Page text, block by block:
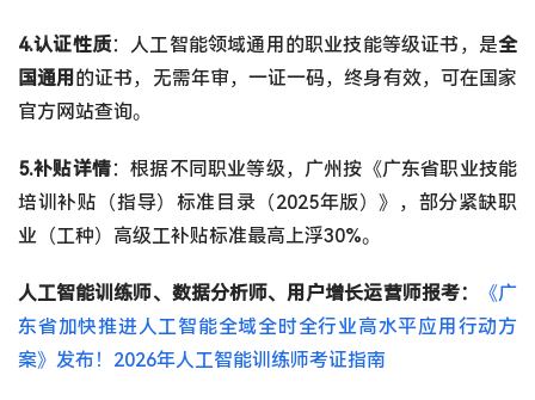
4.认证性质：人工智能领域通用的职业技能等级证书，是全
国通用 的证书，无需年审，一证一码，终身有效，可在国家
官方网站查询。
5.补贴详情：根据不同职业等级，广州按《广东省职业技能
培训补贴（指导）标准目录（2025年版）》，部分紧缺职
业（工种）高级工补贴标准最高上浮30%。
人工智能训练师、数据分析师、用户增长运营师报考：
《广
东省加快推进人工智能全域全时全行业高水平应用行动方
案》发布！2026年人工智能训练师考证指南